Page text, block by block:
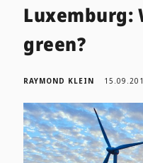
Luxemburg:
green?
RAYMOND KLEIN